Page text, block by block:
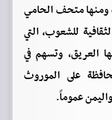
متحف الحامي
للشعوب، التي
العريق، وتسهم في
على الموروث
عموماً.